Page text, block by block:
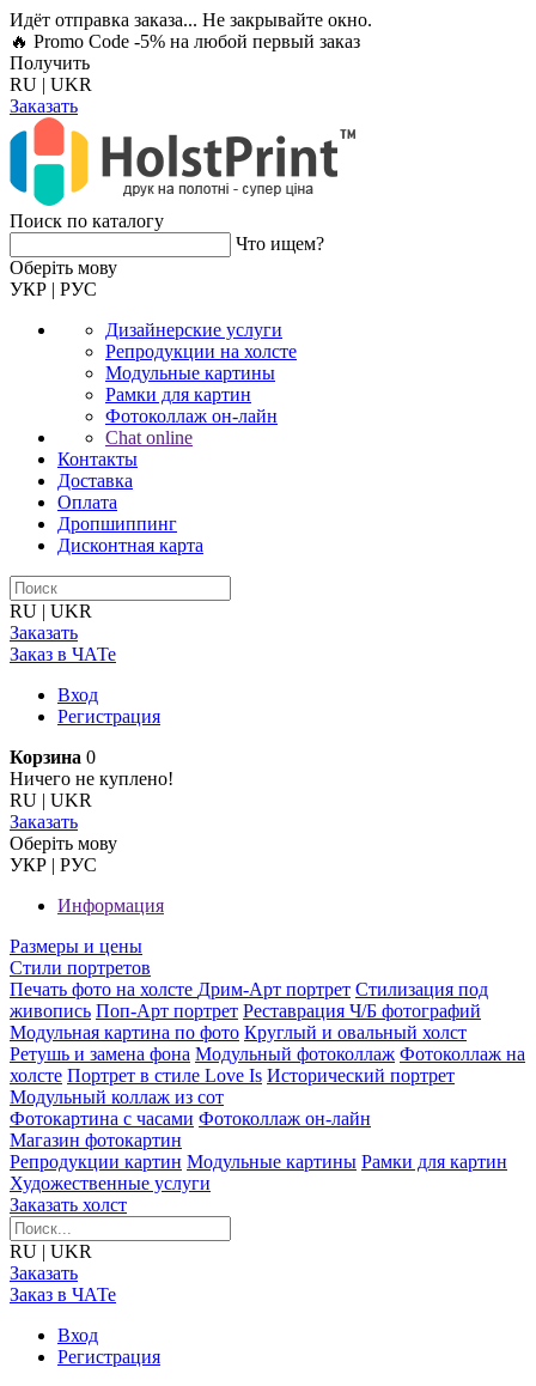
Идёт отправка заказа... Не закрывайте окно.
🔥 Promo Code -5% на любой первый заказ
Получить
RU | UKR
Заказать
Поиск по каталогу
Что ищем?
Оберiть мову
УКР | РУС
Дизайнерские услуги
Репродукции на холсте
Модульные картины
Рамки для картин
Фотоколлаж он-лайн
Chat online
Контакты
Доставка
Оплата
Дропшиппинг
Дисконтная карта
RU | UKR
Заказать
Заказ в ЧАТе
Вход
Регистрация
Корзина 0
Ничего не куплено!
RU | UKR
Заказать
Оберiть мову
УКР | РУС
Информация
Размеры и цены
Стили портретов
Печать фото на холсте Дрим-Арт портрет Стилизация под
живопись Поп-Арт портрет Реставрация Ч/Б фотографий
Модульная картина по фото Круглый и овальный холст
Ретушь и замена фона Модульный фотоколлаж Фотоколлаж на
холсте Портрет в стиле Love Is Исторический портрет
Модульный коллаж из сот
Фотокартина с часами Фотоколлаж он-лайн
Магазин фотокартин
Репродукции картин Модульные картины Рамки для картин
Художественные услуги
Заказать холст
RU | UKR
Заказать
Заказ в ЧАТе
Вход
Регистрация